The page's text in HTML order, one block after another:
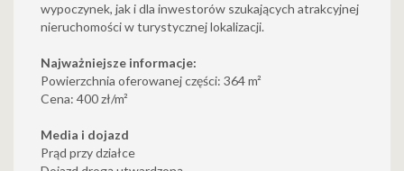
wypoczynek, jak i dla inwestorów szukających atrakcyjnej
nieruchomości w turystycznej lokalizacji.
Najważniejsze informacje:
Powierzchnia oferowanej części: 364 m²
Cena: 400 zł/m²
Media i dojazd
Prąd przy działce